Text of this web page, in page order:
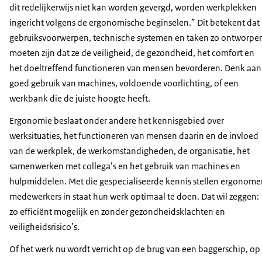
dit redelijkerwijs niet kan worden gevergd, worden werkplekken
ingericht volgens de ergonomische beginselen.” Dit betekent dat
gebruiksvoorwerpen, technische systemen en taken zo
moeten zijn dat ze de veiligheid, de gezondheid, het comfort en
het doeltreffend functioneren van mensen bevorderen. Denk aan
goed gebruik van machines, voldoende voorlichting, of een
werkbank die de juiste hoogte heeft.
Ergonomie beslaat onder andere het kennisgebied over
werksituaties, het functioneren van mensen daarin en de invloed
van de werkplek, de werkomstandigheden, de organisatie, het
samenwerken met collega’s en het gebruik van machines en
hulpmiddelen. Met die gespecialiseerde kennis stellen
medewerkers in staat hun werk optimaal te doen. Dat wil zeggen:
zo efficiënt mogelijk en zonder gezondheidsklachten en
veiligheidsrisico’s.
Of het werk nu wordt verricht op de brug van een baggerschip, op